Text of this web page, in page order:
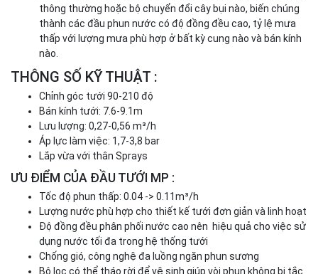
thông thường hoặc bộ chuyển đổi cây bụi nào, biến chúng
thành các đầu phun nước có độ đồng đều cao, tỷ lệ mưa
thấp với lượng mưa phù hợp ở bất kỳ cung nào và bán kính
nào.
THÔNG SỐ KỸ THUẬT :
Chỉnh góc tưới 90-210 độ
Bán kính tưới: 7.6-9.1m
Lưu lượng: 0,27-0,56 m³/h
Áp lực làm việc: 1,7-3,8 bar
Lắp vừa với thân Sprays
ƯU ĐIỂM CỦA ĐẦU TƯỚI MP :
Tốc độ phun thấp: 0.04 -> 0.11m³/h
Lượng nước phù hợp cho thiết kế tưới đơn giản và linh hoạt
Độ đồng đều phân phối nước cao nên hiệu quả cho việc sử
dụng nước tối đa trong hệ thống tưới
Chống gió, công nghệ đa luồng ngăn phun sương
Bộ lọc có thể tháo rời để vệ sinh giúp vòi phun không bị tắc